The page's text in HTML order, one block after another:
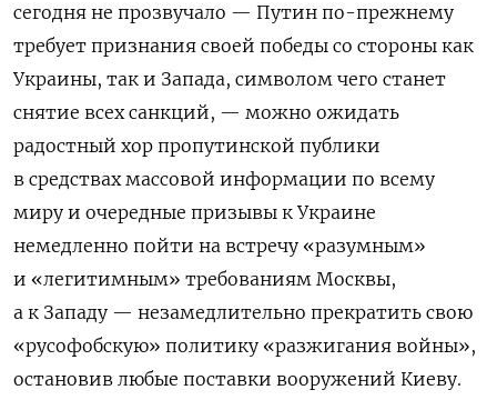
сегодня не прозвучало — Путин по-прежнему
требует признания своей победы со стороны как
Украины, так и Запада, символом чего станет
снятие всех санкций, — можно ожидать
радостный хор пропутинской публики
в средствах массовой информации по всему
миру и очередные призывы к Украине
немедленно пойти на встречу «разумным»
и «легитимным» требованиям Москвы,
а к Западу — незамедлительно прекратить свою
«русофобскую» политику «разжигания войны»,
остановив любые поставки вооружений Киеву.